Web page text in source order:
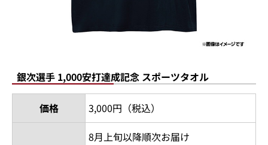
銀次選手 1,000安打達成記念 スポーツタオル
価格 3,000円（税込）
8月上旬以降順次お届け